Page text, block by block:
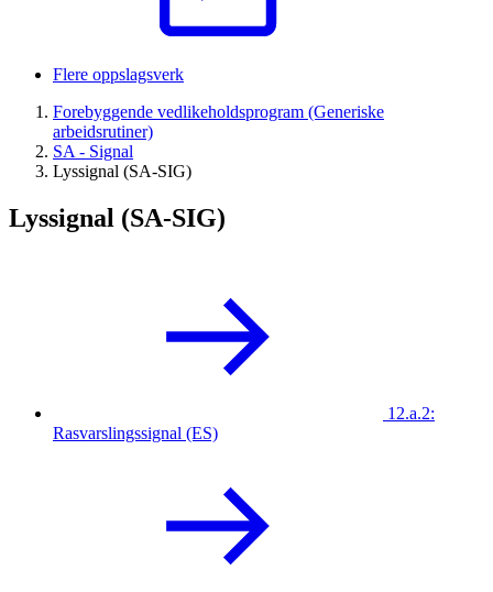
Flere oppslagsverk
Forebyggende vedlikeholdsprogram (Generiske
arbeidsrutiner)
SA - Signal
Lyssignal (SA-SIG)
Lyssignal (SA-SIG)
12.a.2:
Rasvarslingssignal (ES)